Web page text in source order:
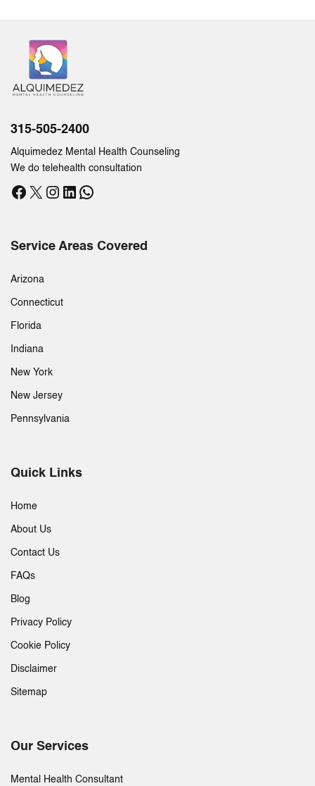
315-505-2400
Alquimedez Mental Health Counseling
We do telehealth consultation
Facebook
X Instagram
LinkedIn
WhatsApp
Service Areas Covered
Arizona
Connecticut
Florida
Indiana
New York
New Jersey
Pennsylvania
Quick Links
Home
About Us
Contact Us
FAQs
Blog
Privacy Policy
Cookie Policy
Disclaimer
Sitemap
Our Services
Mental Health Consultant